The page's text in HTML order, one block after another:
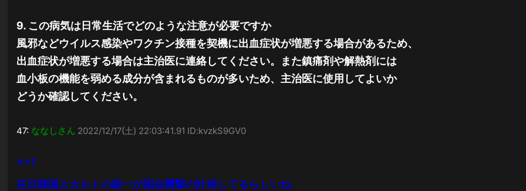
9. この病気は日常生活でどのような注意が必要ですか
風邪などウイルス感染やワクチン接種を契機に出血症状が増悪する場合があるため、
出血症状が増悪する場合は主治医に連絡してください。また鎮痛剤や解熱剤には
血小板の機能を弱める成分が含まれるものが多いため、主治医に使用してよいか
どうか確認してください。
47: ななしさん 2022/12/17(土) 22:03:41.91 ID:kvzkS9GV0
>>1
在日韓国人カルトの統一が国会襲撃の計画してるらしいね